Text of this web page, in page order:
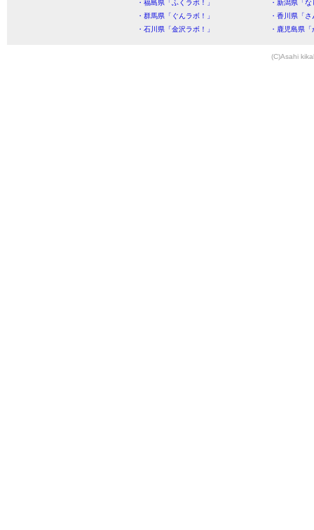
・福島県「ふくラボ！」
・新潟県「
・群馬県「ぐんラボ！」
・香川県「
・石川県「金沢ラボ！」
・鹿児島県
(C)Asahi